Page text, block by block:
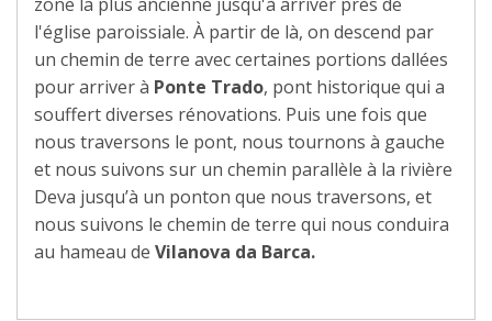
l'église paroissiale. À partir de là, on descend par
un chemin de terre avec certaines portions dallées
pour arriver à Ponte Trado, pont historique qui a
souffert diverses rénovations. Puis une fois que
nous traversons le pont, nous tournons à gauche
et nous suivons sur un chemin parallèle à la rivière
Deva jusqu’à un ponton que nous traversons, et
nous suivons le chemin de terre qui nous conduira
au hameau de Vilanova da Barca.